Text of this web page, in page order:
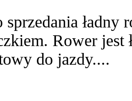
sprzedania ładny
Rower jest
do jazdy....